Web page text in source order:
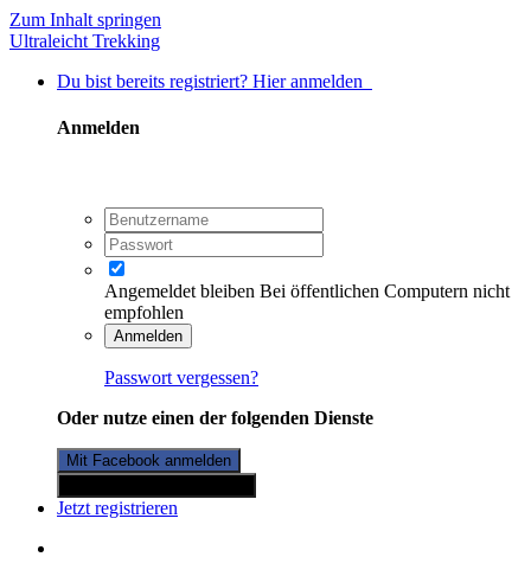
Zum Inhalt springen
Ultraleicht Trekking
Du bist bereits registriert? Hier anmelden
Anmelden
Angemeldet bleiben Bei öffentlichen Computern nicht
empfohlen
Anmelden
Passwort vergessen?
Oder nutze einen der folgenden Dienste
Mit Facebook anmelden
Jetzt registrieren